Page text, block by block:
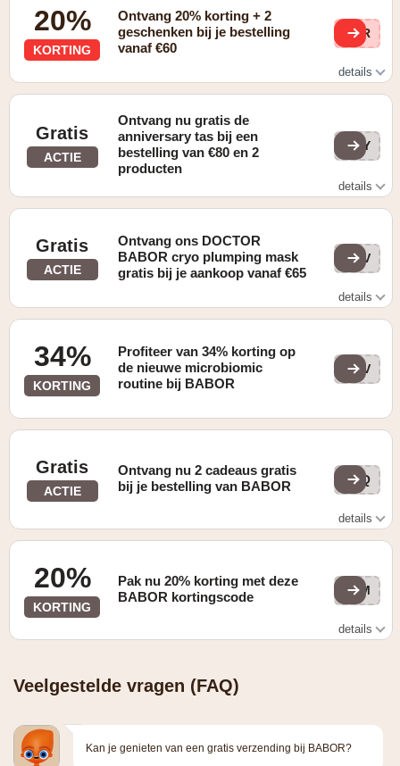
20%
KORTING
Ontvang 20% korting + 2
geschenken bij je bestelling
vanaf €60
FIR
details
van 20% korting* + Broad Spectrum SPF 50 Radiance
Cream + The Cure Cream in reisformaat als geschenk.
Gratis
ACTIE
Ontvang nu gratis de
anniversary tas bij een
bestelling van €80 en 2
producten
70Y
details
Gratis
ACTIE
Ontvang ons DOCTOR
BABOR cryo plumping mask
gratis bij je aankoop vanaf €65
drV
details
34%
KORTING
Profiteer van 34% korting op
de nieuwe microbiomic
routine bij BABOR
dgV
Gratis
ACTIE
Ontvang nu 2 cadeaus gratis
bij je bestelling van BABOR
IZQ
details
onze Broad Spectrum Radiance Cream SPF 50+ bij je
bestelling.*
20%
KORTING
Pak nu 20% korting met deze
BABOR kortingscode
GAM
details
Veelgestelde vragen (FAQ)
Kan je genieten van een gratis verzending bij BABOR?